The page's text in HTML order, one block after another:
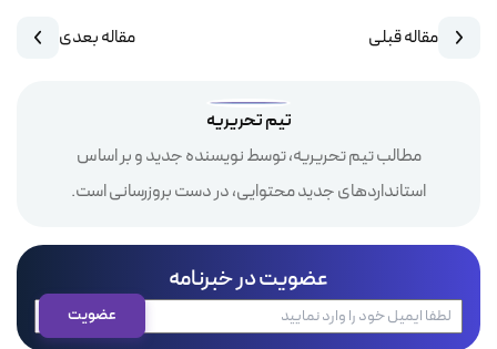
مقاله قبلی مقاله بعدی
تیم تحریریه
مطالب تیم تحریریه، توسط نویسنده جدید و بر اساس
استانداردهای جدید محتوایی، در دست بروزرسانی است.
عضویت در خبرنامه